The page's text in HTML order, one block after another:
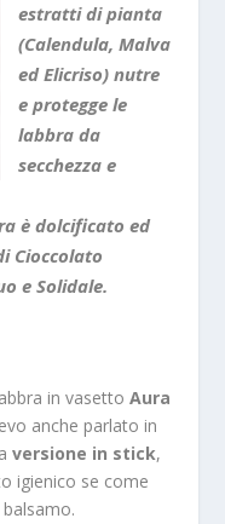
estratti di pianta
(Calendula, Malva
ed Elicriso) nutre
e protegge le
labbra da
secchezza e
è dolcificato ed
Cioccolato
e Solidale.
in vasetto Aura
anche parlato in
versione in stick,
igienico se come